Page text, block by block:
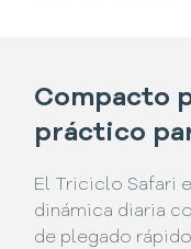
Compacto
práctico
El Triciclo Safari
dinámica diaria
de plegado